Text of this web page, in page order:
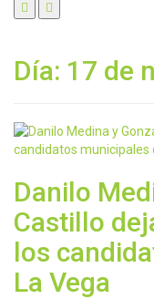
Día: 17 de
Danilo
Castillo
los
La Vega